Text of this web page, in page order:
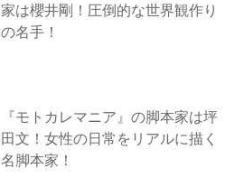
家は櫻井剛！圧倒的な世界観作り
の名手！
『モトカレマニア』の脚本家は坪
田文！女性の日常をリアルに描く
名脚本家！